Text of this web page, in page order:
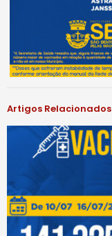
Artigos Relacionados